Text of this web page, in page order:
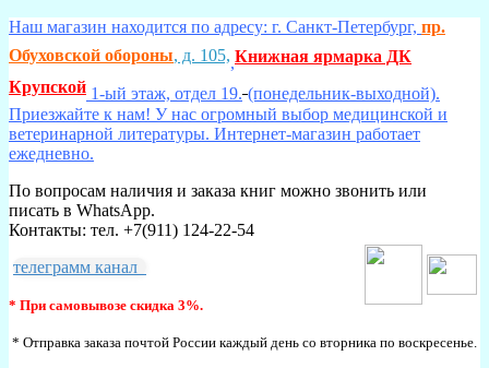
Наш магазин находится по адресу: г. Санкт-Петербург, пр.
Обуховской обороны, д. 105,,Книжная ярмарка ДК
Крупской 1-ый этаж, отдел 19. (понедельник-выходной).
Приезжайте к нам! У нас огромный выбор медицинской и
ветеринарной литературы. Интернет-магазин работает
ежедневно.
По вопросам наличия и заказа книг можно звонить или
писать в WhatsApp.
Контакты: тел. +7(911) 124-22-54
телеграмм канал
* При самовывозе скидка 3%.
* Отправка заказа почтой России каждый день со вторника по воскресенье.